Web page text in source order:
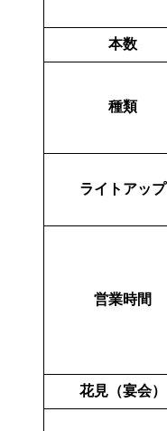
本数
種類
ライトアップ
営業時間
花見（宴会）